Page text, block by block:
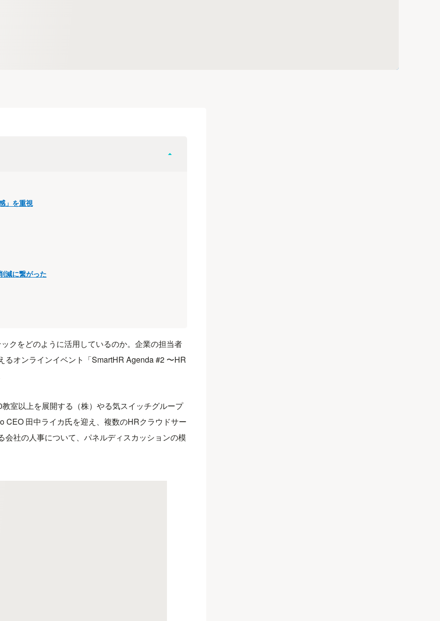
」を重視
減に繋がった
クをどのように活用しているのか。企業の担当者
オンラインイベント「SmartHR Agenda #2 〜HR
室以上を展開する（株）やる気スイッチグループ
CEO 田中ライカ氏を迎え、複数のHRクラウドサー
社の人事について、パネルディスカッションの模